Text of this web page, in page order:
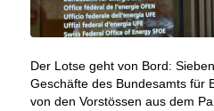
Der Lotse geht von Bord:
Geschäfte des Bundesamts für
von den Vorstössen aus dem